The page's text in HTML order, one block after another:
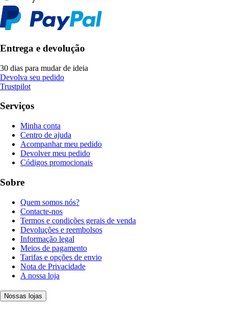
Entrega e devolução
30 dias para mudar de ideia
Devolva seu pedido
Trustpilot
Serviços
Minha conta
Centro de ajuda
Acompanhar meu pedido
Devolver meu pedido
Códigos promocionais
Sobre
Quem somos nós?
Contacte-nos
Termos e condições gerais de venda
Devoluções e reembolsos
Informação legal
Meios de pagamento
Tarifas e opções de envio
Nota de Privacidade
A nossa loja
Nossas lojas